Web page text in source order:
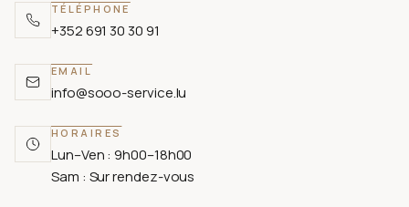
TÉLÉPHONE
+352 691 30 30 91
EMAIL
info@sooo-service.lu
HORAIRES
Lun–Ven : 9h00–18h00
Sam : Sur rendez-vous